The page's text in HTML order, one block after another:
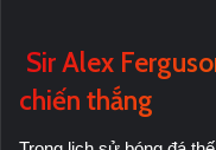
Sir Alex
chiến thắng